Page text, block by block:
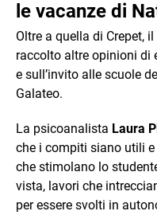
le vacanze di
Oltre a quella di Crepet, il
raccolto altre opinioni di
e sull’invito alle scuole
Galateo.
La psicoanalista Laura
che i compiti siano utili
che stimolano lo
vista, lavori che
per essere svolti in